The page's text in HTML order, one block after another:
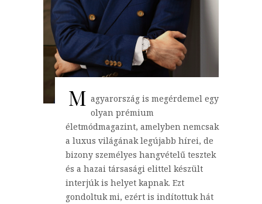
M agyarország is megérdemel egy
olyan prémium
életmódmagazint, amelyben nemcsak
a luxus világának legújabb hírei, de
bizony személyes hangvételű tesztek
és a hazai társasági elittel készült
interjúk is helyet kapnak. Ezt
gondoltuk mi, ezért is indítottuk hát